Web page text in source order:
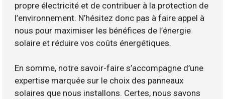
propre électricité et de contribuer à la protection de
l’environnement. N’hésitez donc pas à faire appel à
nous pour maximiser les bénéfices de l’énergie
solaire et réduire vos coûts énergétiques.
En somme, notre savoir-faire s’accompagne d’une
expertise marquée sur le choix des panneaux
solaires que nous installons. Certes, nous savons